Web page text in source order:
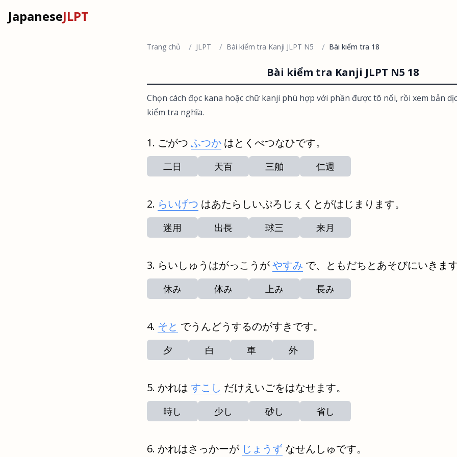
JapaneseJLPT
Trang chủ / JLPT / Bài kiểm tra Kanji JLPT N5 / Bài kiểm tra 18
Bài kiểm tra Kanji JLPT N5 18
Chọn cách đọc kana hoặc chữ kanji phù hợp với phần được tô nổi, rồi xem bản
kiểm tra nghĩa.
ごがつ ふつか はとくべつなひです。
二日 天百 三舶 仁週
らいげつ はあたらしいぷろじぇくとがはじまります。
迷用 出長 球三 来月
らいしゅうはがっこうがやすみ で、ともだちとあそびにいきま
休み 体み 上み 長み
そと でうんどうするのがすきです。
夕 白 車 外
かれは すこし だけえいごをはなせます。
時し 少し 砂し 省し
かれはさっかーが じょうず なせんしゅです。